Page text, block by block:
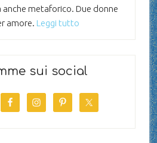
metaforico. Due donne
amore. Leggi tutto
sui social